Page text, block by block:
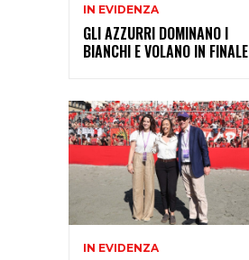
IN EVIDENZA
GLI AZZURRI DOMINANO I
BIANCHI E VOLANO IN FINALE
IN EVIDENZA